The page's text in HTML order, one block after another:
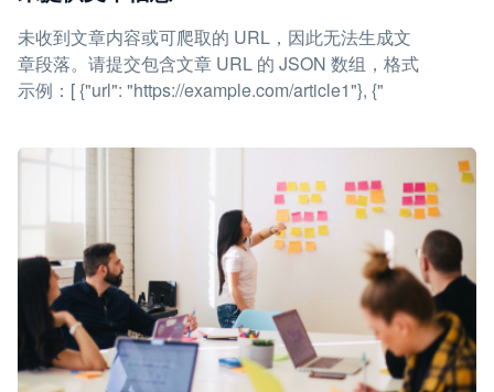
未收到文章内容或可爬取的 URL，因此无法生成文
章段落。请提交包含文章 URL 的 JSON 数组，格式
示例：[ {"url": "https://example.com/article1"}, {"